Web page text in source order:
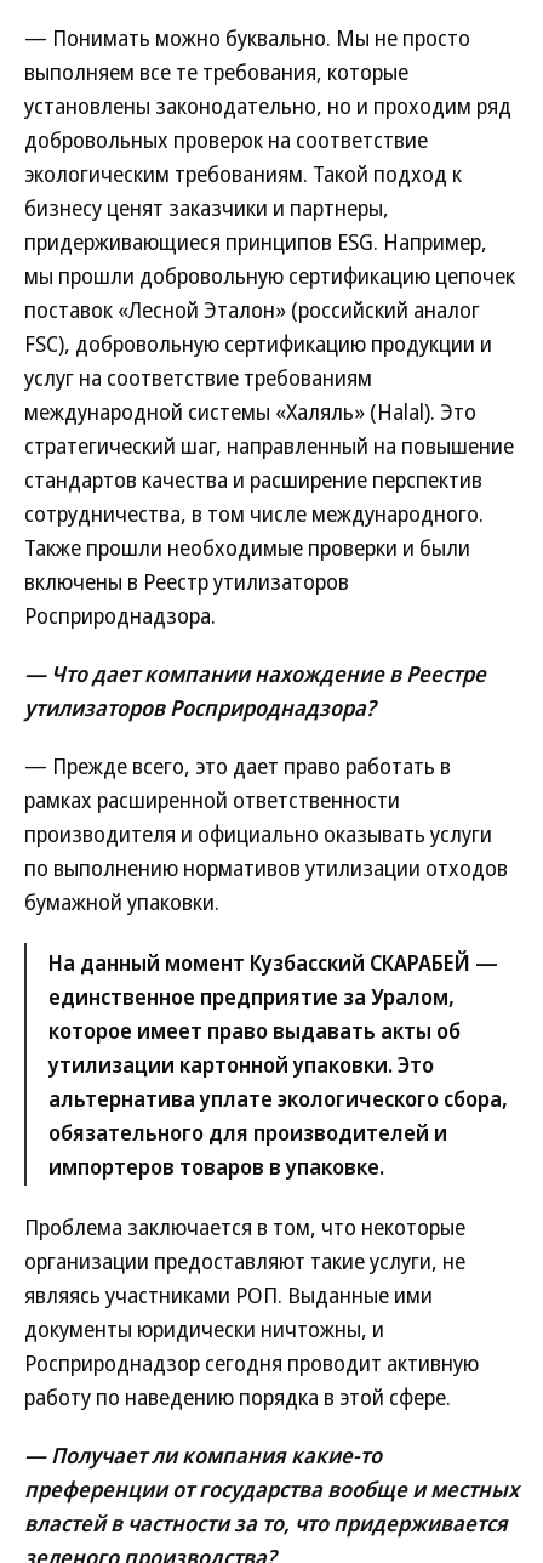
— Понимать можно буквально. Мы не просто
выполняем все те требования, которые
установлены законодательно, но и проходим ряд
добровольных проверок на соответствие
экологическим требованиям. Такой подход к
бизнесу ценят заказчики и партнеры,
придерживающиеся принципов ESG. Например,
мы прошли добровольную сертификацию цепочек
поставок «Лесной Эталон» (российский аналог
FSC), добровольную сертификацию продукции и
услуг на соответствие требованиям
международной системы «Халяль» (Halal). Это
стратегический шаг, направленный на повышение
стандартов качества и расширение перспектив
сотрудничества, в том числе международного.
Также прошли необходимые проверки и были
включены в Реестр утилизаторов
Росприроднадзора.
— Что дает компании нахождение в Реестре
утилизаторов Росприроднадзора?
— Прежде всего, это дает право работать в
рамках расширенной ответственности
производителя и официально оказывать услуги
по выполнению нормативов утилизации отходов
бумажной упаковки.
На данный момент Кузбасский СКАРАБЕЙ —
единственное предприятие за Уралом,
которое имеет право выдавать акты об
утилизации картонной упаковки. Это
альтернатива уплате экологического сбора,
обязательного для производителей и
импортеров товаров в упаковке.
Проблема заключается в том, что некоторые
организации предоставляют такие услуги, не
являясь участниками РОП. Выданные ими
документы юридически ничтожны, и
Росприроднадзор сегодня проводит активную
работу по наведению порядка в этой сфере.
— Получает ли компания какие-то
преференции от государства вообще и местных
властей в частности за то, что придерживается
зеленого производства?